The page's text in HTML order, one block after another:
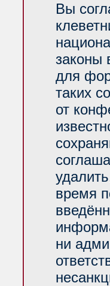
Вы
законы
для
таких
от
время
ни